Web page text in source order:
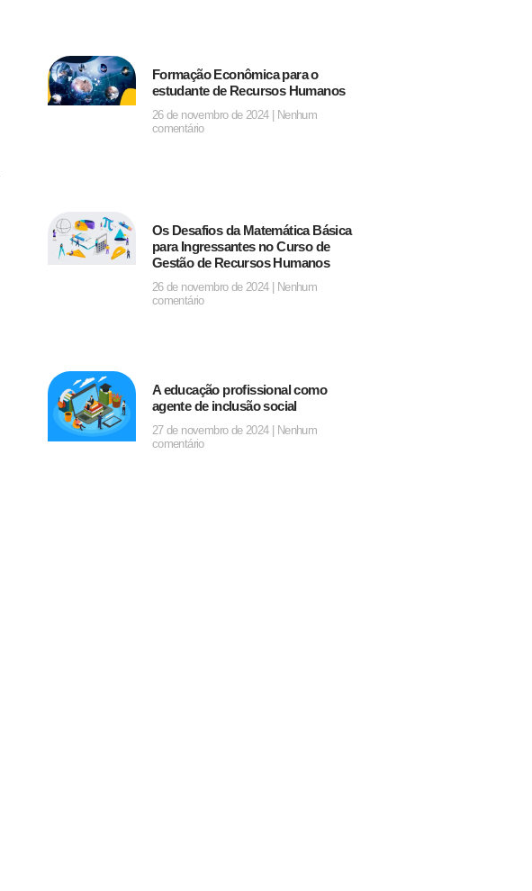
Formação Econômica para o
estudante de Recursos Humanos
26 de novembro de 2024
Nenhum
comentário
Os Desafios da Matemática Básica
para Ingressantes no Curso de
Gestão de Recursos Humanos
26 de novembro de 2024
Nenhum
comentário
A educação profissional como
agente de inclusão social
27 de novembro de 2024
Nenhum
comentário